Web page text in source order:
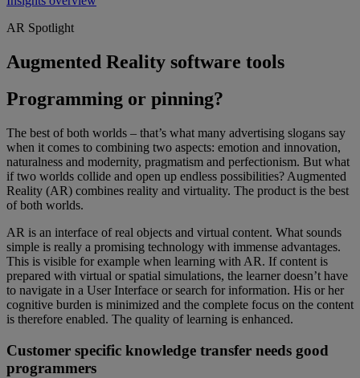
AR Spotlight
Augmented Reality software tools
Programming or pinning?
The best of both worlds – that’s what many advertising slogans say
when it comes to combining two aspects: emotion and innovation,
naturalness and modernity, pragmatism and perfectionism. But what
if two worlds collide and open up endless possibilities? Augmented
Reality (AR) combines reality and virtuality. The product is the best
of both worlds.
AR is an interface of real objects and virtual content. What sounds
simple is really a promising technology with immense advantages.
This is visible for example when learning with AR. If content is
prepared with virtual or spatial simulations, the learner doesn’t have
to navigate in a User Interface or search for information. His or her
cognitive burden is minimized and the complete focus on the content
is therefore enabled. The quality of learning is enhanced.
Customer specific knowledge transfer needs good
programmers